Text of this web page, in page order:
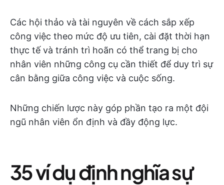
Các hội thảo và tài nguyên về cách sắp xếp
công việc theo mức độ ưu tiên, cài đặt thời hạn
thực tế và tránh trì hoãn có thể trang bị cho
nhân viên những công cụ cần thiết để duy trì sự
cân bằng giữa công việc và cuộc sống.
Những chiến lược này góp phần tạo ra một đội
ngũ nhân viên ổn định và đầy động lực.
35 ví dụ định nghĩa sự